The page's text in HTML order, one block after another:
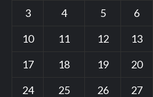
3
4 5 6
10
11 12 13
17
18 19 20
24
25 26 27